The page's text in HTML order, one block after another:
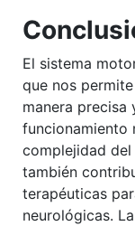
El sistema
que nos
manera precisa
funcionamiento
complejidad
también
terapéuticas
neurológicas.